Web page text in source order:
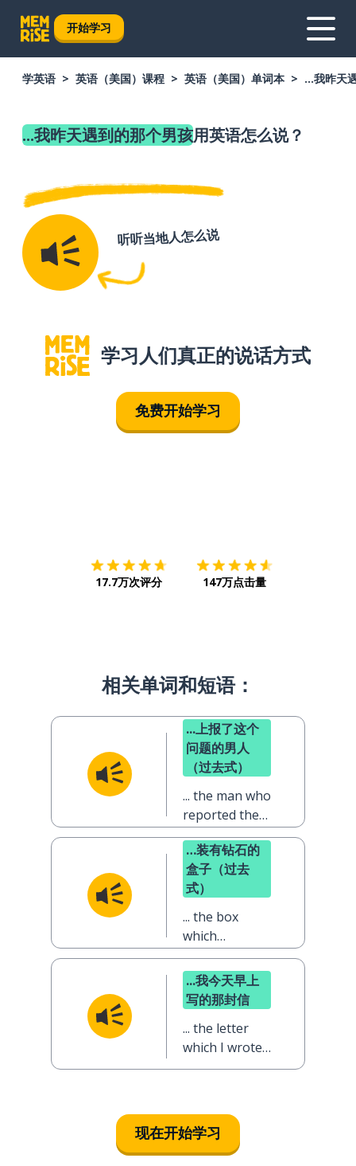
开始学习
学英语 英语（美国）课程 英语（美国）单词本 ...我昨天
...我昨天遇到的那个男孩用英语怎么说？
听听当地人怎么说
学习人们真正的说话方式
免费开始学习
17.7万次评分 147万点击量
相关单词和短语：
...上报了这个
问题的男人
（过去式）
... the man who
reported the
problem
…装有钻石的
盒子（过去
式）
... the box
which
contained the
diamonds
...我今天早上
写的那封信
... the letter
which I wrote
this morning
现在开始学习